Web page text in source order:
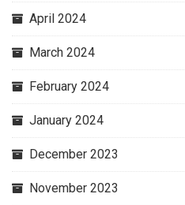
April 2024
March 2024
February 2024
January 2024
December 2023
November 2023